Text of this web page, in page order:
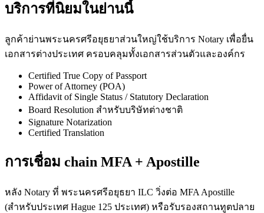
บริการที่นิยมในย่านนี้
ลูกค้าย่านพระนครศรีอยุธยาส่วนใหญ่ใช้บริการ Notary เพื่อยื่น
เอกสารต่างประเทศ ครอบคลุมทั้งเอกสารส่วนตัวและองค์กร
Certified True Copy of Passport
Power of Attorney (POA)
Affidavit of Single Status / Statutory Declaration
Board Resolution สำหรับบริษัทต่างชาติ
Signature Notarization
Certified Translation
การเชื่อม chain MFA + Apostille
หลัง Notary ที่ พระนครศรีอยุธยา ILC วิ่งต่อ MFA Apostille
(สำหรับประเทศ Hague 125 ประเทศ) หรือรับรองสถานทูตปลาย